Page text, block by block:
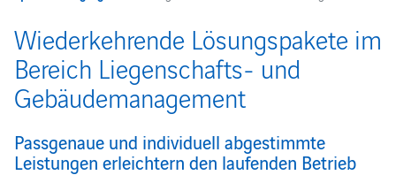
Wiederkehrende Lösungspakete im
Bereich Liegenschafts- und
Gebäudemanagement
Passgenaue und individuell abgestimmte
Leistungen erleichtern den laufenden Betrieb